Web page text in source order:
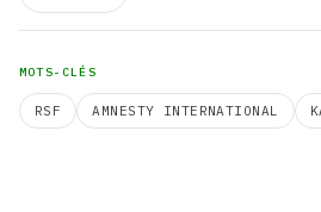
MOTS-CLÉS
RSF AMNESTY INTERNATIONAL